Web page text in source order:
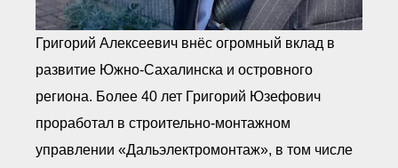
Охрана труда
Видеоматериалы
Законодательство РФ по
профессиональная
Григорий Алексеевич внёс огромный вклад в
развитие Южно-Сахалинска и островного
региона. Более 40 лет Григорий Юзефович
проработал в строительно-монтажном
управлении «Дальэлектромонтаж», в том числе